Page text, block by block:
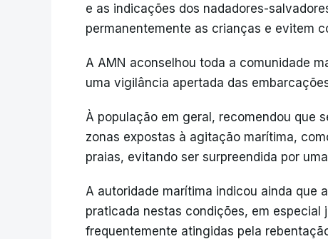
e as indicações dos nadadores-
permanentemente as crianças e evitem
A AMN aconselhou toda a comunidade
uma vigilância apertada das
À população em geral, recomendou que
zonas expostas à agitação marítima,
praias, evitando ser surpreendida por
A autoridade marítima indicou ainda que
praticada nestas condições, em especial
frequentemente atingidas pela